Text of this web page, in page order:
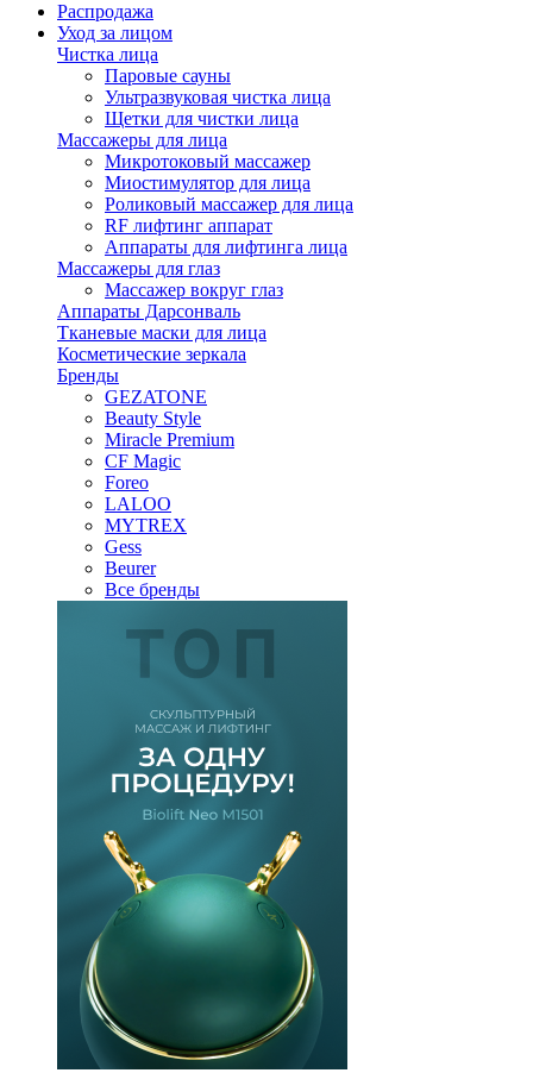
Распродажа
Уход за лицом
Чистка лица
Паровые сауны
Ультразвуковая чистка лица
Щетки для чистки лица
Массажеры для лица
Микротоковый массажер
Миостимулятор для лица
Роликовый массажер для лица
RF лифтинг аппарат
Аппараты для лифтинга лица
Массажеры для глаз
Массажер вокруг глаз
Аппараты Дарсонваль
Тканевые маски для лица
Косметические зеркала
Бренды
GEZATONE
Beauty Style
Miracle Premium
CF Magic
Foreo
LALOO
MYTREX
Gess
Beurer
Все бренды